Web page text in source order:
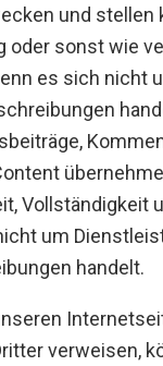
und stellen
oder sonst wie
es sich nicht
Vollständigkeit
um
handelt.
verweisen,